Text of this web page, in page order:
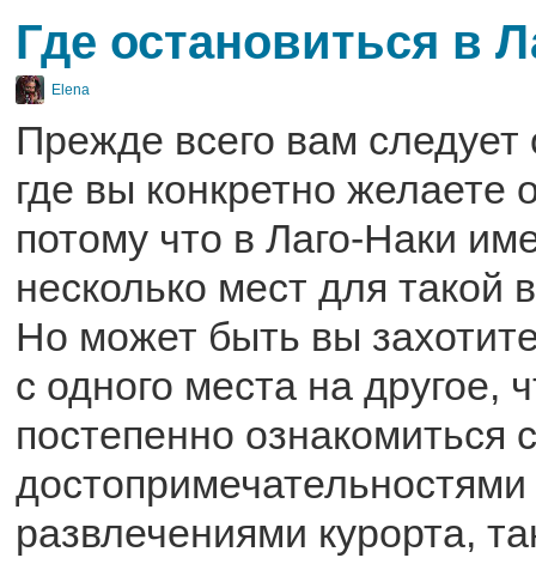
Где остановиться в
Elena
Прежде всего вам следует
где вы конкретно желаете
потому что в Лаго-Наки
несколько мест для такой
Но может быть вы
с одного места на другое,
постепенно ознакомиться с
достопримечательностями
развлечениями курорта,